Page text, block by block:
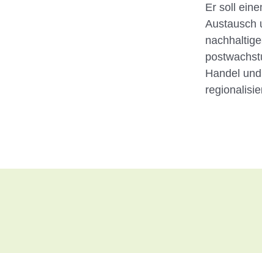
Er soll
Austausch
Handel